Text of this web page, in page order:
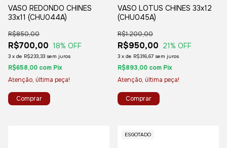
VASO REDONDO CHINES
33x11 (CHU044A)
R$700,00
R$850,00
18% OFF
3 x de R$233,33 sem juros
R$658,00 com Pix
Atenção, última peça!
VASO LOTUS CHINES 33x12
(CHU045A)
R$950,00
R$1.200,00
21% OFF
3 x de R$316,67 sem juros
R$893,00 com Pix
Atenção, última peça!
ESGOTADO